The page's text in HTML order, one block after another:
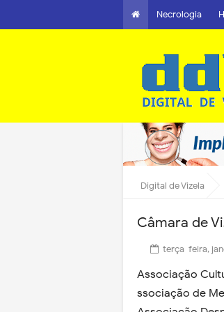
Necrologia
Digital de Vizela
Câmara de
terça-feira,
Associação
ssociação de